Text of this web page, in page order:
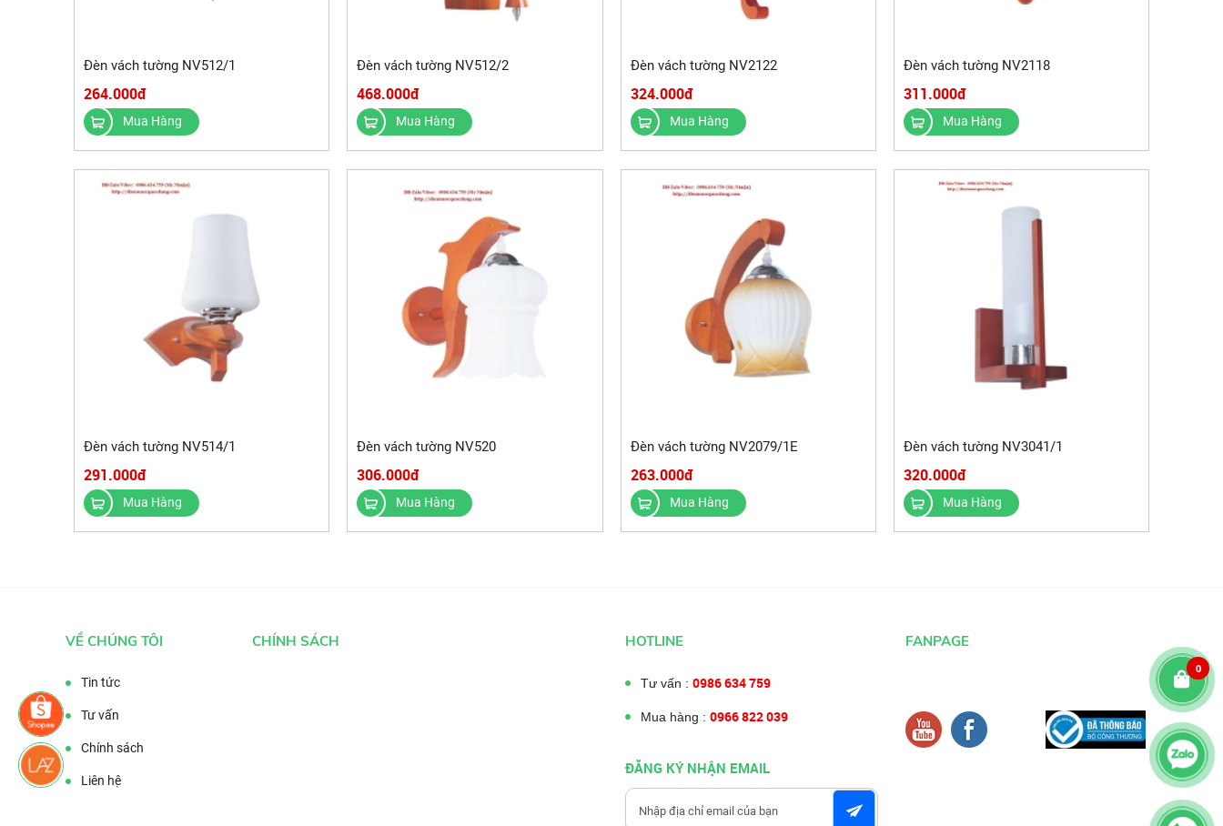
Đèn vách tường NV512/1
264.000đ
Mua Hàng
Đèn vách tường NV512/2
468.000đ
Mua Hàng
Đèn vách tường NV2122
324.000đ
Mua Hàng
Đèn vách tường NV2118
311.000đ
Mua Hàng
Đèn vách tường NV514/1
291.000đ
Mua Hàng
Đèn vách tường NV520
306.000đ
Mua Hàng
Đèn vách tường NV2079/1E
263.000đ
Mua Hàng
Đèn vách tường NV3041/1
320.000đ
Mua Hàng
VỀ CHÚNG TÔI
Tin tức
Tư vấn
Chính sách
Liên hệ
CHÍNH SÁCH HOTLINE
Tư vấn : 0986 634 759
Mua hàng : 0966 822 039
ĐĂNG KÝ NHẬN EMAIL
FANPAGE
0